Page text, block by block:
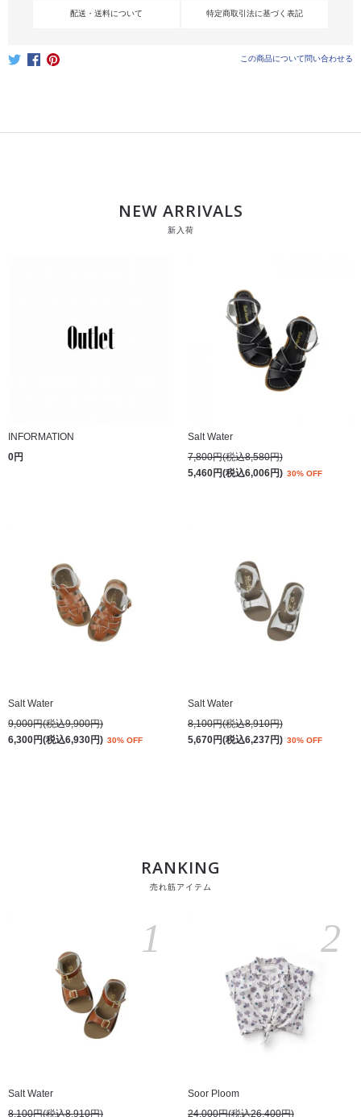
配送・送料について 特定商取引法に基づく表記
この商品について問い合わせる
NEW ARRIVALS
新入荷
INFORMATION
0円
Salt Water
7,800円(税込8,580円)
5,460円(税込6,006円) 30% OFF
Salt Water
9,000円(税込9,900円)
6,300円(税込6,930円) 30% OFF
Salt Water
8,100円(税込8,910円)
5,670円(税込6,237円) 30% OFF
RANKING
売れ筋アイテム
Salt Water
8,100円(税込8,910円)
1
Soor Ploom
24,000円(税込26,400円)
2